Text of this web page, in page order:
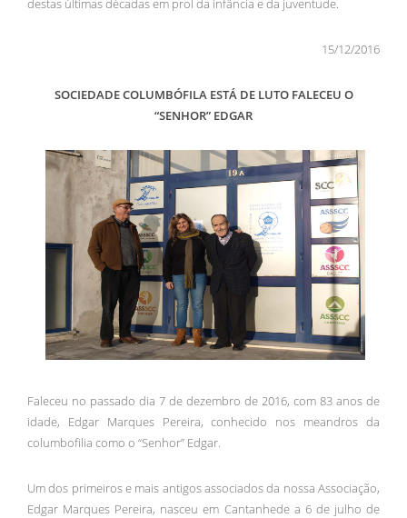
destas últimas décadas em prol da infância e da juventude.
15/12/2016
SOCIEDADE COLUMBÓFILA ESTÁ DE LUTO FALECEU O
“SENHOR” EDGAR
Faleceu no passado dia 7 de dezembro de 2016, com 83 anos de
idade, Edgar Marques Pereira, conhecido nos meandros da
columbofilia como o “Senhor” Edgar.
Um dos primeiros e mais antigos associados da nossa Associação,
Edgar Marques Pereira, nasceu em Cantanhede a 6 de julho de